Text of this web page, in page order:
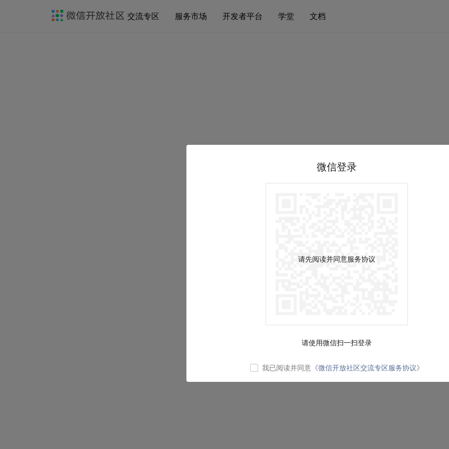
交流专区 服务市场 开发者平台 学堂 文档
微信登录
请先阅读并同意服务协议
请使用微信扫一扫登录
我已阅读并同意 《微信开放社区交流专区服务协议》